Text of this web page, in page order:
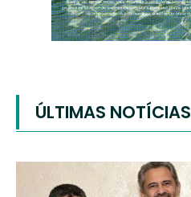
ÚLTIMAS NOTÍCIAS